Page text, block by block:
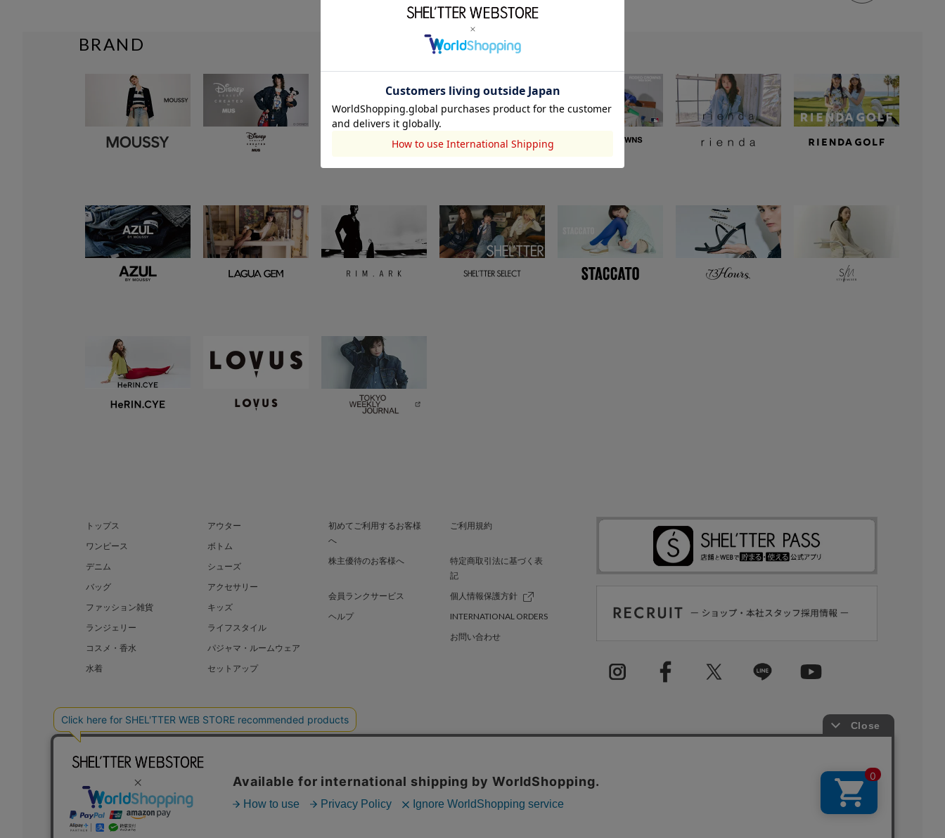
BRAND
トップス
アウター
ワンピース
ボトム
デニム
シューズ
バッグ
アクセサリー
ファッション雑貨
キッズ
ランジェリー
ライフスタイル
コスメ・香水
パジャマ・ルームウェア
水着
セットアップ
初めてご利用するお客様
へ
ご利用規約
株主優待のお客様へ
特定商取引法に基づく表
記
会員ランクサービス
個人情報保護方針
ヘルプ
INTERNATIONAL ORDERS
お問い合わせ
BAROQUE JAPAN LIMITED SHEL’TTER GREEN 採用情報
COPYRIGHT © BAROQUE JAPAN LIMITED ALL RIGHTS RESERVED.